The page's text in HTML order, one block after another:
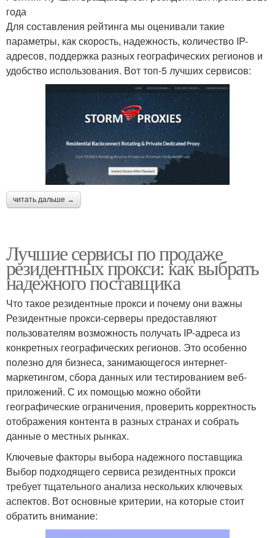
года
Для составления рейтинга мы оценивали такие
параметры, как скорость, надежность, количество IP-
адресов, поддержка разных географических регионов и
удобство использования. Вот топ-5 лучших сервисов:
читать дальше →
Лучшие сервисы по продаже
резидентных прокси: как выбрать
надежного поставщика
Что такое резидентные прокси и почему они важны
Резидентные прокси-серверы предоставляют
пользователям возможность получать IP-адреса из
конкретных географических регионов. Это особенно
полезно для бизнеса, занимающегося интернет-
маркетингом, сбора данных или тестированием веб-
приложений. С их помощью можно обойти
географические ограничения, проверить корректность
отображения контента в разных странах и собрать
данные о местных рынках.
Ключевые факторы выбора надежного поставщика
Выбор подходящего сервиса резидентных прокси
требует тщательного анализа нескольких ключевых
аспектов. Вот основные критерии, на которые стоит
обратить внимание: